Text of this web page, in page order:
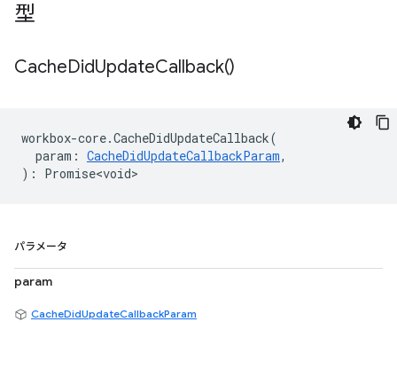
型
CacheDidUpdateCallback()
workbox-core.CacheDidUpdateCallback(
param : CacheDidUpdateCallbackParam,
) : Promise<void>
パラメータ
param
CacheDidUpdateCallbackParam